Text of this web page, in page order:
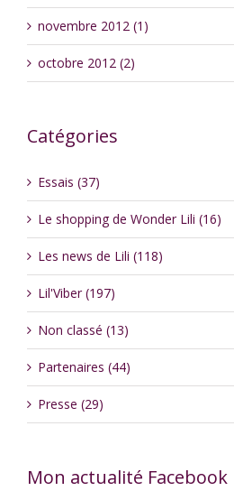
novembre 2012 (1)
octobre 2012 (2)
Catégories
Essais (37)
Le shopping de Wonder Lili (16)
Les news de Lili (118)
Lil'Viber (197)
Non classé (13)
Partenaires (44)
Presse (29)
Mon actualité Facebook